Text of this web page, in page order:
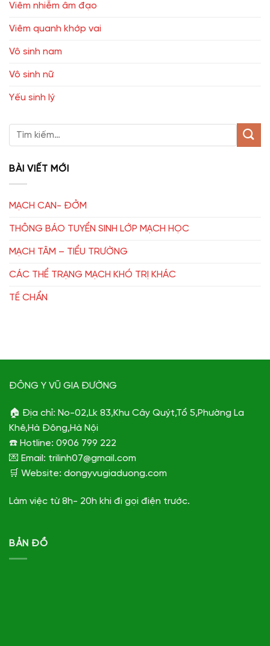
Viêm nhiễm âm đạo
Viêm quanh khớp vai
Vô sinh nam
Vô sinh nữ
Yếu sinh lý
BÀI VIẾT MỚI
MẠCH CAN- ĐỞM
THÔNG BÁO TUYỂN SINH LỚP MẠCH HỌC
MẠCH TÂM – TIỂU TRƯỜNG
CÁC THỂ TRẠNG MẠCH KHÓ TRỊ KHÁC
TỀ CHẨN
ĐÔNG Y VŨ GIA ĐƯỜNG
🏠 Địa chỉ: No-02,Lk 83,Khu Cây Quýt,Tổ 5,Phường La
Khê,Hà Đông,Hà Nội
☎️ Hotline: 0906 799 222
💌 Email: trilinh07@gmail.com
🛒 Website: dongyvugiaduong.com
Làm việc từ 8h- 20h khi đi gọi điện trước.
BẢN ĐỒ